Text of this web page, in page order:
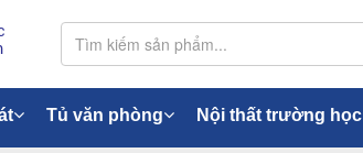
Tủ văn phòng Nội thất trường học